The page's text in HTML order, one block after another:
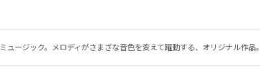
ュージック。メロディがさまざな音色を変えて躍動する、オリジナル作品。